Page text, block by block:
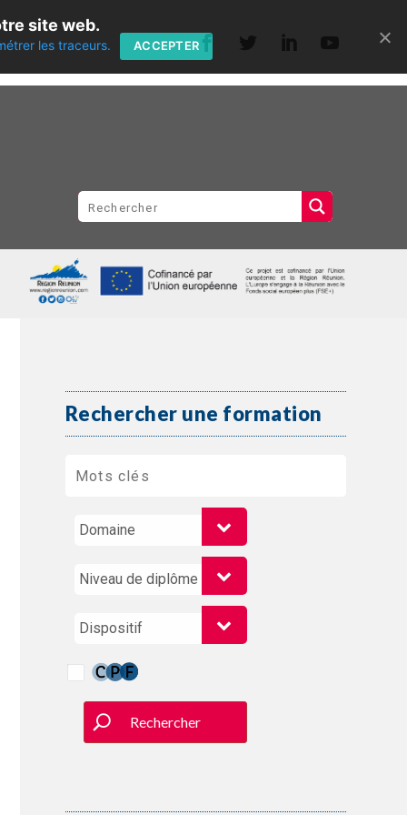
Rechercher une formation
Rechercher
site web.
les traceurs. ACCEPTER